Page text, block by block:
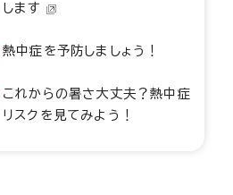
します
熱中症を予防しましょう！
これからの暑さ大丈夫？熱中症
リスクを見てみよう！